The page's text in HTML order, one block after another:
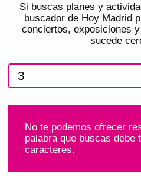
Si buscas planes y
buscador de Hoy Madrid
conciertos, exposiciones
sucede
No te podemos ofrecer
palabra que buscas debe
caracteres.